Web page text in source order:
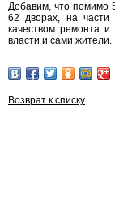
Добавим, что помимо
62 дворах, на части
качеством ремонта и
власти и сами жители.
Возврат к списку